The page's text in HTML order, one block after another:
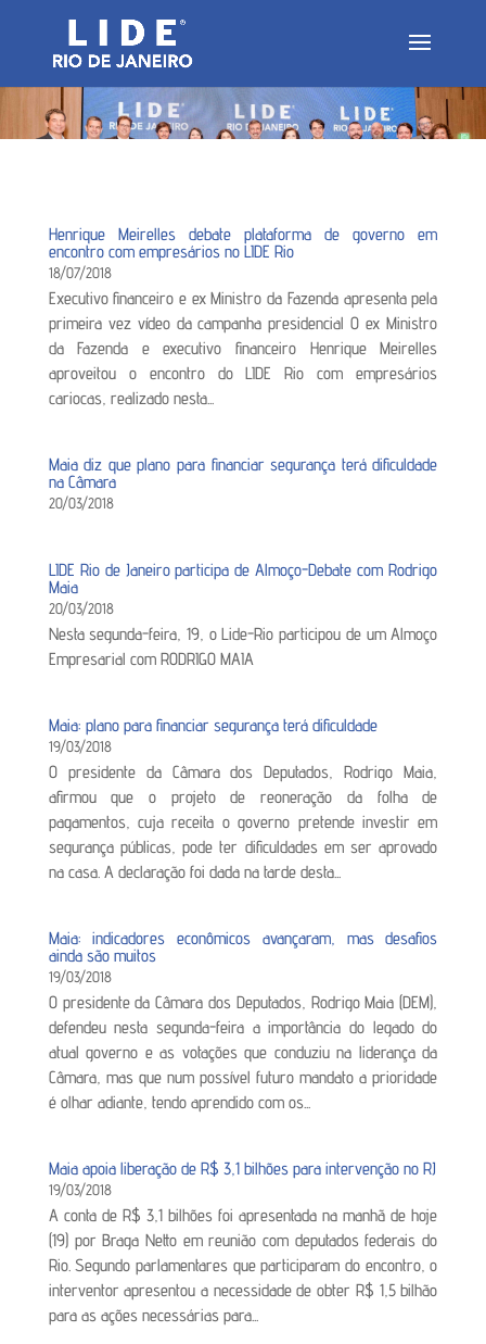
Henrique Meirelles debate plataforma de governo em
encontro com empresários no LIDE Rio
18/07/2018
Executivo financeiro e ex Ministro da Fazenda apresenta pela
primeira vez vídeo da campanha presidencial O ex Ministro
da Fazenda e executivo financeiro Henrique Meirelles
aproveitou o encontro do LIDE Rio com empresários
cariocas, realizado nesta...
Maia diz que plano para financiar segurança terá dificuldade
na Câmara
20/03/2018
LIDE Rio de Janeiro participa de Almoço-Debate com Rodrigo
Maia
20/03/2018
Nesta segunda-feira, 19, o Lide-Rio participou de um Almoço
Empresarial com RODRIGO MAIA
Maia: plano para financiar segurança terá dificuldade
19/03/2018
O presidente da Câmara dos Deputados, Rodrigo Maia,
afirmou que o projeto de reoneração da folha de
pagamentos, cuja receita o governo pretende investir em
segurança públicas, pode ter dificuldades em ser aprovado
na casa. A declaração foi dada na tarde desta...
Maia: indicadores econômicos avançaram, mas desafios
ainda são muitos
19/03/2018
O presidente da Câmara dos Deputados, Rodrigo Maia (DEM),
defendeu nesta segunda-feira a importância do legado do
atual governo e as votações que conduziu na liderança da
Câmara, mas que num possível futuro mandato a prioridade
é olhar adiante, tendo aprendido com os...
Maia apoia liberação de R$ 3,1 bilhões para intervenção no RJ
19/03/2018
A conta de R$ 3,1 bilhões foi apresentada na manhã de hoje
(19) por Braga Netto em reunião com deputados federais do
Rio. Segundo parlamentares que participaram do encontro, o
interventor apresentou a necessidade de obter R$ 1,5 bilhão
para as ações necessárias para...